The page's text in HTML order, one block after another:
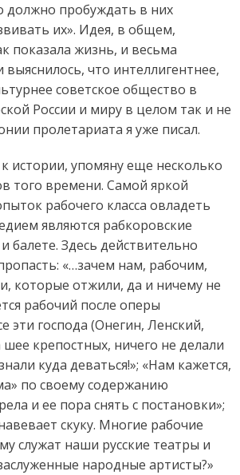
должно пробуждать в них
их». Идея, в общем,
показала жизнь, и весьма
выяснилось, что интеллигентнее,
советское общество в
России и миру в целом так и не
пролетариата я уже писал.
истории, упомяну еще несколько
того времени. Самой яркой
рабочего класса овладеть
являются рабкоровские
балете. Здесь действительно
«…зачем нам, рабочим,
которые отжили, да и ничему не
рабочий после оперы
эти господа (Онегин, Ленский,
крепостных, ничего не делали
куда деваться!»; «Нам кажется,
по своему содержанию
и ее пора снять с постановки»;
скуку. Многие рабочие
служат наши русские театры и
народные артисты?»